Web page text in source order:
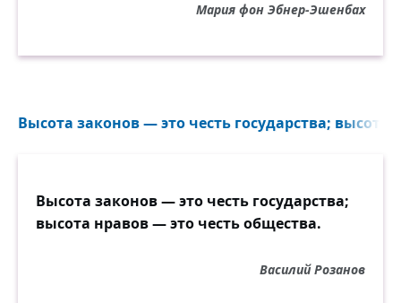
Мария фон Эбнер-Эшенбах
Высота законов — это честь государства;
Высота законов — это честь государства;
высота нравов — это честь общества.
Василий Розанов